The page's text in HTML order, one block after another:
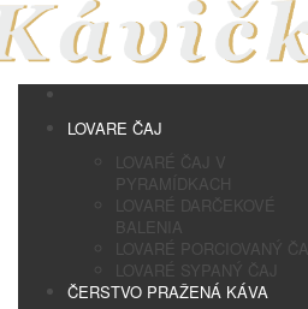
LOVARE ČAJ
LOVARÉ ČAJ V
PYRAMÍDKACH
LOVARÉ DARČEKOVÉ
BALENIA
LOVARÉ PORCIOVANÝ ČAJ
LOVARÉ SYPANÝ ČAJ
ČERSTVO PRAŽENÁ KÁVA